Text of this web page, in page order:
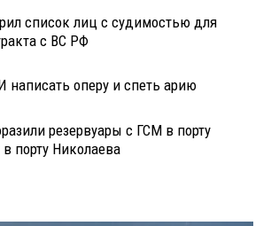
список лиц с судимостью для
с ВС РФ
написать оперу и спеть арию
резервуары с ГСМ в порту
порту Николаева